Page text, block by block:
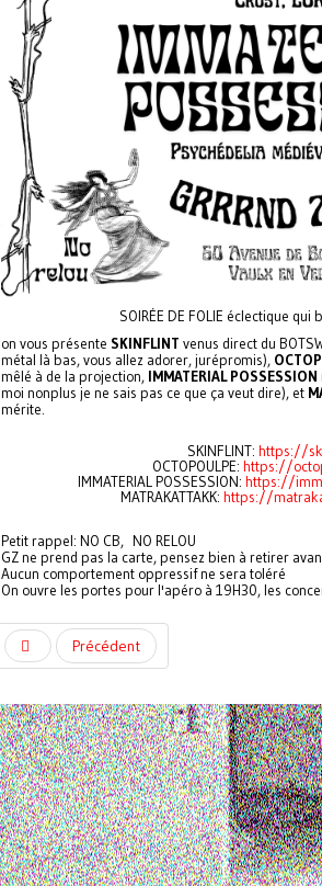
SOIRÉE DE FOLIE éclectique
on vous présente SKINFLINT venus direct du
métal là bas, vous allez adorer, jurépromis),
mêlé à de la projection, IMMATERIAL POSSESSION
moi nonplus je ne sais pas ce que ça veut dire), et
mérite.
SKINFLINT: https://
OCTOPOULPE: https://
IMMATERIAL POSSESSION: https://
MATRAKATTAKK: https://
Petit rappel: NO CB, NO RELOU
GZ ne prend pas la carte, pensez bien à retirer
Aucun comportement oppressif ne sera toléré
On ouvre les portes pour l'apéro à 19H30, les
Précédent